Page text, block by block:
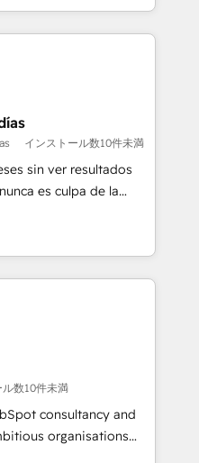
inefficiencies, improve
• CRM
• RevOps &
What
into your
in
Integration and
インストール数10件未満
sin ver resultados
es culpa de la
un problema
HubSpot. La entrega
caso, abordamos varios
y siempre
de seguir avanzando.
de que termine el
Elite Solutions
数10件未満
consultancy and
organisations